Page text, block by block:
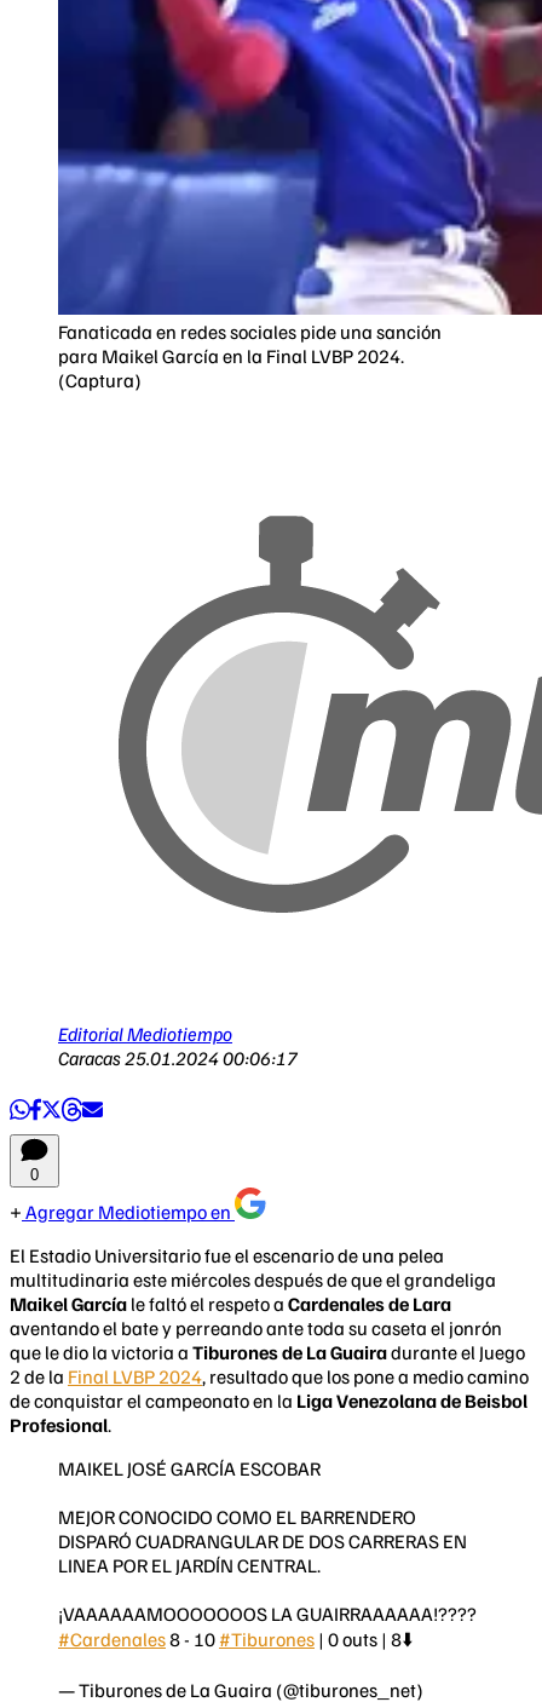
Fanaticada en redes sociales pide una sanción
para Maikel García en la Final LVBP 2024.
(Captura)
Editorial Mediotiempo
Caracas25.01.2024 00:06:17
0
Agregar Mediotiempo en
El Estadio Universitario fue el escenario de una pelea
multitudinaria este miércoles después de que el grandeliga
Maikel García le faltó el respeto a Cardenales de Lara
aventando el bate y perreando ante toda su caseta el jonrón
que le dio la victoria a Tiburones de La Guairadurante el Juego
2 de la Final LVBP 2024, resultado que los pone a medio camino
de conquistar el campeonato en la Liga Venezolana de Beisbol
Profesional.
MAIKEL JOSÉ GARCÍA ESCOBAR
MEJOR CONOCIDO COMO EL BARRENDERO
DISPARÓ CUADRANGULAR DE DOS CARRERAS EN
LINEA POR EL JARDÍN CENTRAL.
¡VAAAAAAMOOOOOOOS LA GUAIRRAAAAAA!????
#Cardenales8 - 10 #Tiburones | 0 outs | 8⬇️
— Tiburones de La Guaira (@tiburones_net)